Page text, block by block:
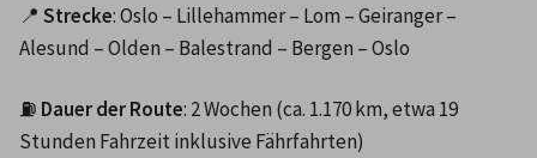
📍 Strecke: Oslo – Lillehammer – Lom – Geiranger –
Alesund – Olden – Balestrand – Bergen – Oslo
⛽ Dauer der Route: 2 Wochen (ca. 1.170 km, etwa 19
Stunden Fahrzeit inklusive Fährfahrten)